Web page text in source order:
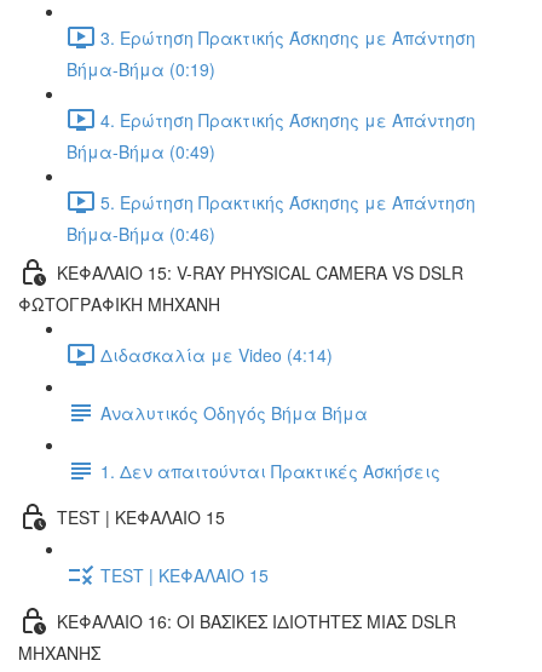
3. Ερώτηση Πρακτικής Άσκησης με Απάντηση
Βήμα-Βήμα (0:19)
4. Ερώτηση Πρακτικής Άσκησης με Απάντηση
Βήμα-Βήμα (0:49)
5. Ερώτηση Πρακτικής Άσκησης με Απάντηση
Βήμα-Βήμα (0:46)
ΚΕΦΑΛΑΙΟ 15: V-RAY PHYSICAL CAMERA VS DSLR
ΦΩΤΟΓΡΑΦΙΚΗ ΜΗΧΑΝΗ
Διδασκαλία με Video (4:14)
Αναλυτικός Οδηγός Βήμα Βήμα
1. Δεν απαιτούνται Πρακτικές Ασκήσεις
TEST | ΚΕΦΑΛΑΙΟ 15
TEST | ΚΕΦΑΛΑΙΟ 15
ΚΕΦΑΛΑΙΟ 16: ΟΙ ΒΑΣΙΚΕΣ ΙΔΙΟΤΗΤΕΣ ΜΙΑΣ DSLR
ΜΗΧΑΝΗΣ